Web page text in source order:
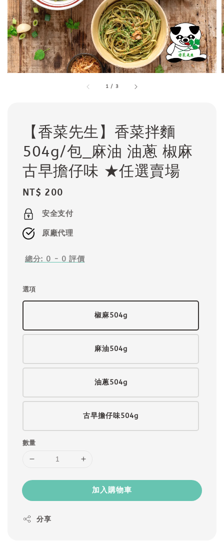
1 / 3
【香菜先生】香菜拌麵
504g/包_麻油 油蔥 椒麻
古早擔仔味 ★任選賣場
Regular
price
NT$ 200
安全支付
原廠代理
總分: 0 - 0 評價
選項
椒麻504g
麻油504g
油蔥504g
古早擔仔味504g
數量
加入購物車
分享